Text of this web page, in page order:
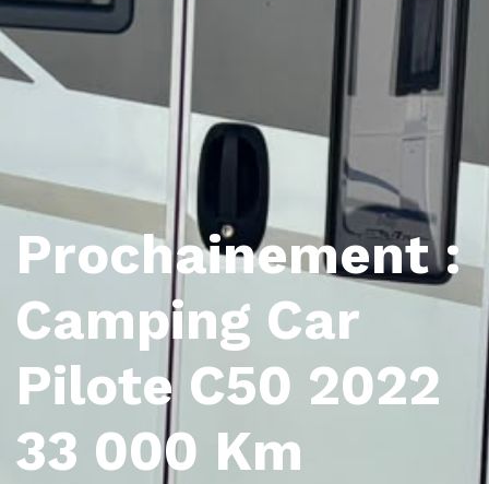
Prochainement :
Camping Car
Pilote C50 2022
33 000 Km